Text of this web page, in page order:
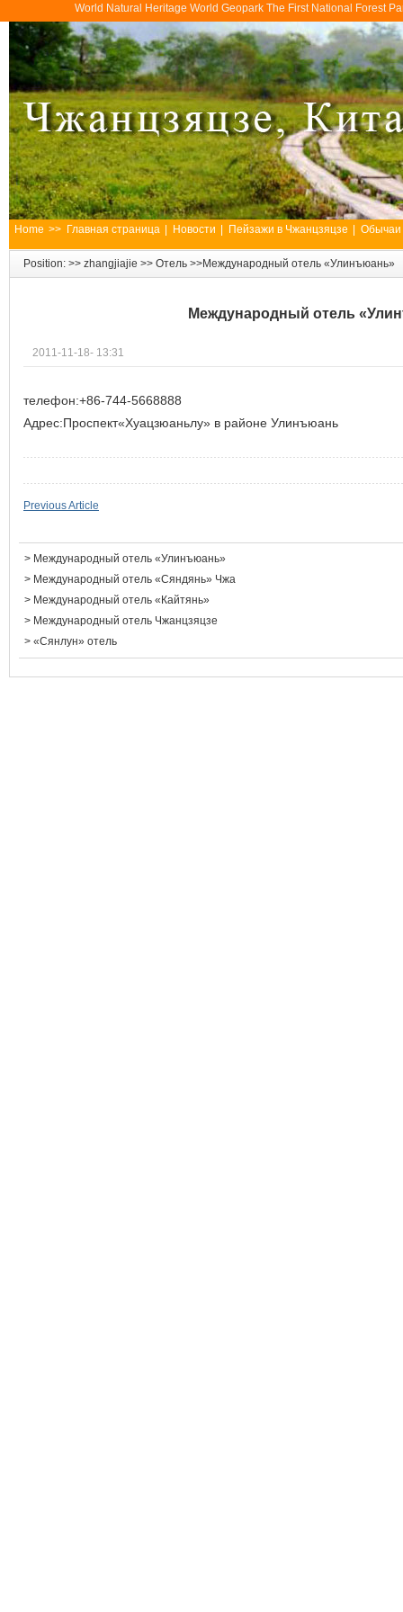
World Natural Heritage World Geopark The First National
Home >> Главная страница Новости Пейзажи в Чжанцзяцзе Обычаи
Position: >> zhangjiajie >> Отель >>Международный отель «Улинъюань»
Международный отель
2011-11-18- 13:31
телефон:+86-744-5668888
Адрес:Проспект«Хуацзюаньлу» в районе Улинъюань
Previous Article
> Международный отель «Улинъюань»
> Международный отель «Сяндянь» Чжа
> Международный отель «Кайтянь»
> Международный отель Чжанцзяцзе
> «Сянлун» отель